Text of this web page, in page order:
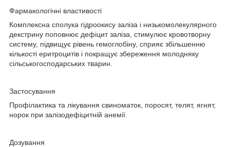
Фармакологічні властивості
Комплексна сполука гідроокису заліза і низькомолекулярного
декстрину поповнює дефіцит заліза, стимулює кровотворну
систему, підвищує рівень гемоглобіну, сприяє збільшенню
кількості еритроцитів і покращує збереження молодняку
сільськогосподарських тварин.
Застосування
Профілактика та лікування свиноматок, поросят, телят, ягнят,
норок при залізодефіцитній анемії.
Дозування